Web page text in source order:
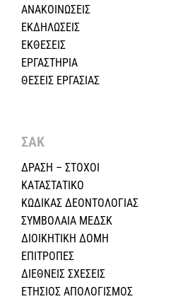
ΑΝΑΚΟΙΝΩΣΕΙΣ
ΕΚΔΗΛΩΣΕΙΣ
ΕΚΘΕΣΕΙΣ
ΕΡΓΑΣΤΗΡΙΑ
ΘΕΣΕΙΣ ΕΡΓΑΣΙΑΣ
ΣΑΚ
ΔΡΑΣΗ – ΣΤΟΧΟΙ
ΚΑΤΑΣΤΑΤΙΚΟ
ΚΩΔΙΚΑΣ ΔΕΟΝΤΟΛΟΓΙΑΣ
ΣΥΜΒΟΛΑΙΑ ΜΕΔΣΚ
ΔΙΟΙΚΗΤΙΚΗ ΔΟΜΗ
ΕΠΙΤΡΟΠΕΣ
ΔΙΕΘΝΕΙΣ ΣΧΕΣEIΣ
ΕΤΗΣΙΟΣ ΑΠΟΛΟΓΙΣΜΟΣ